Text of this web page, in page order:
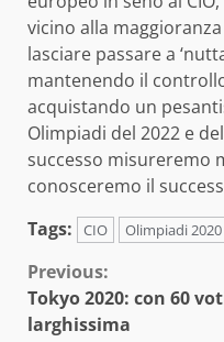
vicino alla
lasciare passare a
mantenendo il
acquistando un
Olimpiadi del 2022 e
successo misureremo
conosceremo il
Tags:
CIO Olimpiadi 2020
Continue
Reading
Previous:
Tokyo 2020: con 60
larghissima